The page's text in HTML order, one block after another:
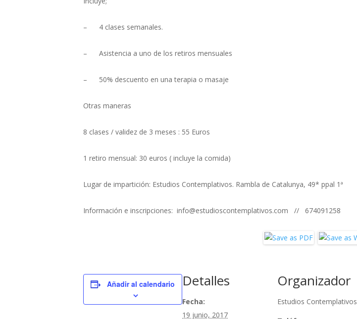
– 4 clases semanales.
– Asistencia a uno de los retiros mensuales
– 50% descuento en una terapia o masaje
Otras maneras
8 clases / validez de 3 meses : 55 Euros
1 retiro mensual: 30 euros ( incluye la comida)
Lugar de impartición: Estudios Contemplativos. Rambla de Catalunya, 49* ppal 1ª
Información e inscripciones: info@estudioscontemplativos.com // 674091258
Añadir al calendario Detalles
Fecha:
19 junio, 2017
Organizador
Estudios Contemplativos